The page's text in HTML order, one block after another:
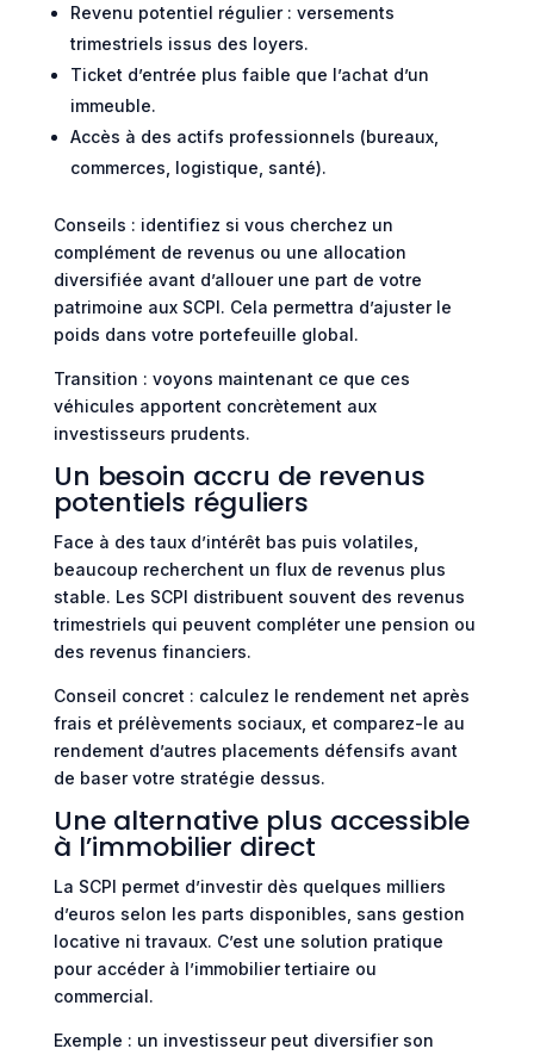
Revenu potentiel régulier : versements
trimestriels issus des loyers.
Ticket d’entrée plus faible que l’achat d’un
immeuble.
Accès à des actifs professionnels (bureaux,
commerces, logistique, santé).
Conseils : identifiez si vous cherchez un
complément de revenus ou une allocation
diversifiée avant d’allouer une part de votre
patrimoine aux SCPI. Cela permettra d’ajuster le
poids dans votre portefeuille global.
Transition : voyons maintenant ce que ces
véhicules apportent concrètement aux
investisseurs prudents.
Un besoin accru de revenus
potentiels réguliers
Face à des taux d’intérêt bas puis volatiles,
beaucoup recherchent un flux de revenus plus
stable. Les SCPI distribuent souvent des revenus
trimestriels qui peuvent compléter une pension ou
des revenus financiers.
Conseil concret : calculez le rendement net après
frais et prélèvements sociaux, et comparez-le au
rendement d’autres placements défensifs avant
de baser votre stratégie dessus.
Une alternative plus accessible
à l’immobilier direct
La SCPI permet d’investir dès quelques milliers
d’euros selon les parts disponibles, sans gestion
locative ni travaux. C’est une solution pratique
pour accéder à l’immobilier tertiaire ou
commercial.
Exemple : un investisseur peut diversifier son